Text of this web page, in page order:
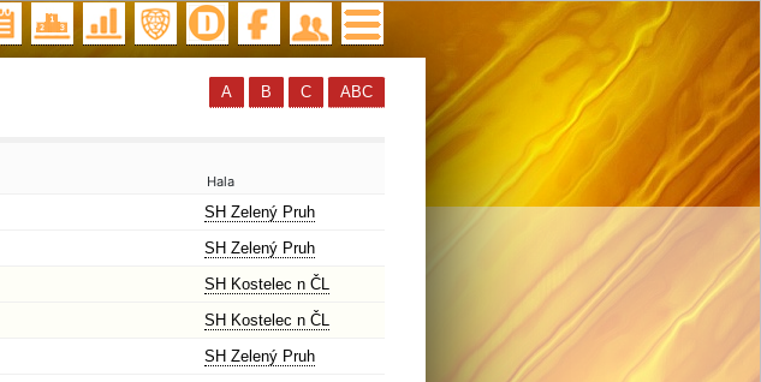
A B C ABC
Hala
SH Zelený Pruh
SH Zelený Pruh
SH Kostelec n ČL
SH Kostelec n ČL
SH Zelený Pruh